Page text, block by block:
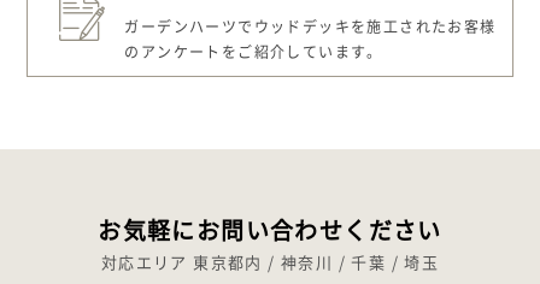
ガーデンハーツでウッドデッキを施工されたお客様
のアンケートをご紹介しています。
お気軽にお問い合わせください
対応エリア 東京都内 / 神奈川 / 千葉 / 埼玉